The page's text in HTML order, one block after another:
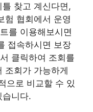
찾고 계신다면,
험 협회에서 운영
를 이용해보시면
접속하시면 보장
클릭하여 조회를
조회가 가능하게
으로 비교할 수 있
습니다.